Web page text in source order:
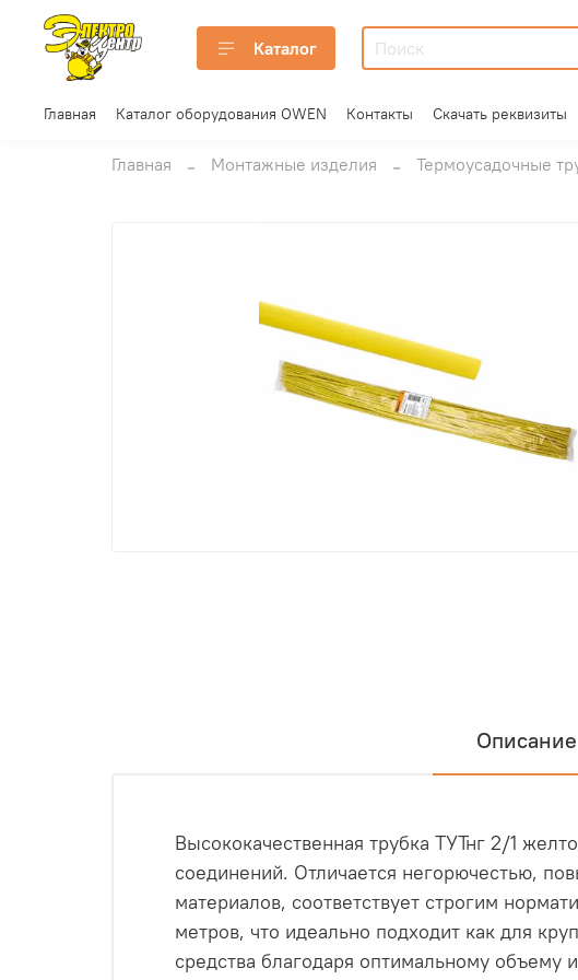
Каталог
Главная Каталог оборудования OWEN Контакты Скачать реквизиты
Главная Монтажные изделия Термоусадочные
Описание
Высококачественная трубка ТУТнг 2/1
соединений. Отличается негорючестью,
материалов, соответствует строгим
метров, что идеально подходит как для
средства благодаря оптимальному объему